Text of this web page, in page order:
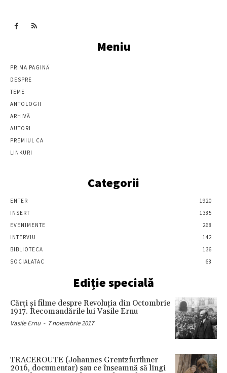
Meniu
PRIMA PAGINĂ
DESPRE
TEME
ANTOLOGII
ARHIVĂ
AUTORI
PREMIUL CA
LINKURI
Categorii
ENTER
1920
INSERT
1385
EVENIMENTE
268
INTERVIU
142
BIBLIOTECA
136
SOCIALATAC
68
Ediție specială
Cărţi şi filme despre Revoluţia din Octombrie
1917. Recomandările lui Vasile Ernu
Vasile Ernu - 7 noiembrie 2017
TRACEROUTE (Johannes Grentzfurthner
2016, documentar) sau ce înseamnă să lingi